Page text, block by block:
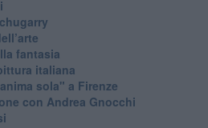
fantasia
italiana
sola" a Firenze
con Andrea Gnocchi